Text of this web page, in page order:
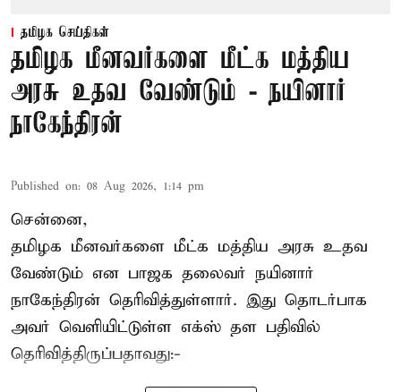
தமிழக செய்திகள்
தமிழக மீனவர்களை மீட்க மத்திய
அரசு உதவ வேண்டும் - நயினார்
நாகேந்திரன்
Published on: 08 Aug 2026, 1:14 pm
சென்னை,
தமிழக மீனவர்களை மீட்க மத்திய அரசு உதவ
வேண்டும் என பாஜக தலைவர் நயினார்
நாகேந்திரன் தெரிவித்துள்ளார். இது தொடர்பாக
அவர் வெளியிட்டுள்ள எக்ஸ் தள பதிவில்
தெரிவித்திருப்பதாவது:-